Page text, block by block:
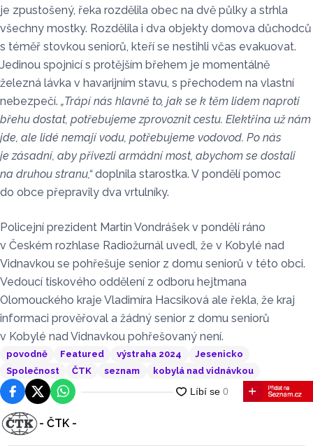
je zpustošený, řeka rozdělila obec na dvě půlky a strhla
všechny mostky. Rozdělila i dva objekty domova důchodců
s téměř stovkou seniorů, kteří se nestihli včas evakuovat.
Jedinou spojnicí s protějším břehem je momentálně
železná lávka v havarijním stavu, s přechodem na vlastní
nebezpečí. „Trápí nás hlavně to, jak se k těm lidem naproti
břehu dostat, potřebujeme zprovoznit cestu. Elektřina už nám
jde, ale lidé nemají vodu, potřebujeme vodovod. Po nás
je zásadní, aby přivezli armádní most, abychom se dostali
na druhou stranu,“doplnila starostka. V pondělí pomoc
do obce přepravily dva vrtulníky.
Policejní prezident Martin Vondrášek v pondělí ráno
v Českém rozhlase Radiožurnál uvedl, že v Kobylé nad
Vidnavkou se pohřešuje senior z domu seniorů v této obci.
Vedoucí tiskového oddělení z odboru hejtmana
Olomouckého kraje Vladimíra Hacsiková ale řekla, že kraj
informaci prověřoval a žádný senior z domu seniorů
v Kobylé nad Vidnavkou pohřešovaný není.
povodně Featured výstraha 2024
Jesenicko
Společnost
ČTK seznam kobylá nad vidnávkou
FacebookPlatforma X
WhatsApp
- ČTK -